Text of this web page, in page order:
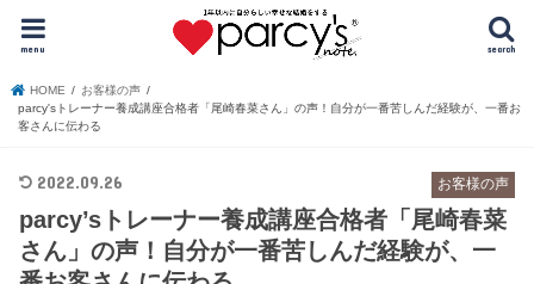
search
menu
HOME
お客様の声
parcy'sトレーナー養成講座合格者「尾崎春菜さん」の声！自分が一番苦しんだ経験が、一番お
客さんに伝わる
お客様の声
2022.09.26
parcy’sトレーナー養成講座合格者「尾崎春菜
さん」の声！自分が一番苦しんだ経験が、一